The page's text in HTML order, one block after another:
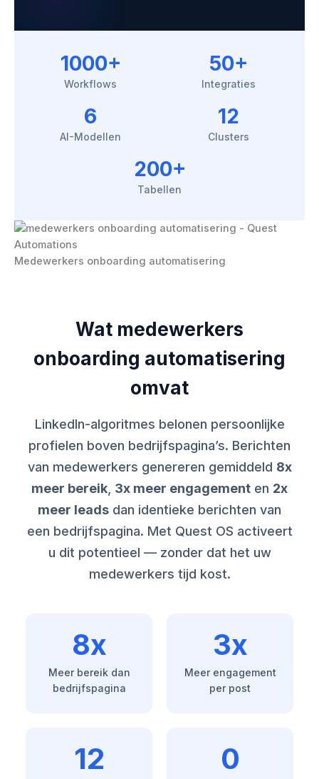
1000+
Workflows
50+
Integraties
6
AI-Modellen
12
Clusters
200+
Tabellen
Medewerkers onboarding automatisering
Wat medewerkers
onboarding automatisering
omvat
LinkedIn-algoritmes belonen persoonlijke
profielen boven bedrijfspagina’s. Berichten
van medewerkers genereren gemiddeld 8x
meer bereik 3x meer engagement en 2x
meer leads dan identieke berichten van
een bedrijfspagina. Met Quest OS activeert
u dit potentieel — zonder dat het uw
medewerkers tijd kost.
8x
Meer bereik dan
bedrijfspagina
3x
Meer engagement
per post
12 0